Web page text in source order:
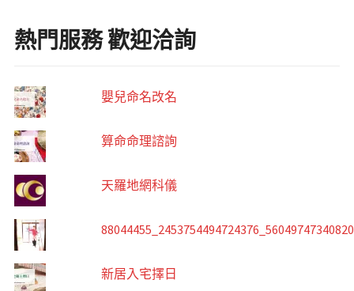
熱門服務 歡迎洽詢
嬰兒命名改名
算命命理諮詢
天羅地網科儀
新居入宅擇日